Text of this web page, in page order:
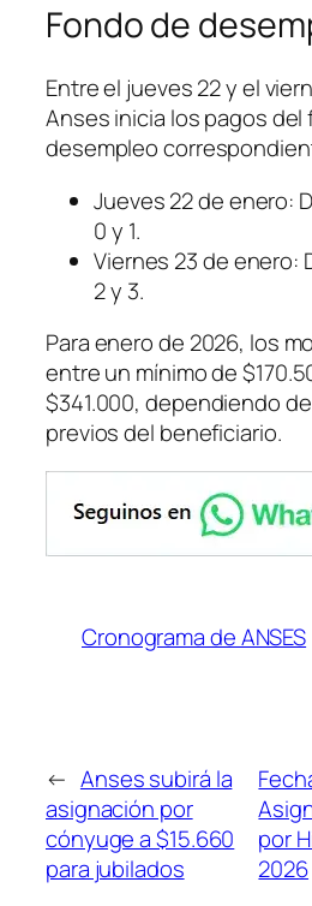
Fondo de
Entre el jueves 22 y el
Anses inicia los pagos del
desempleo
Jueves 22 de enero:
0 y 1.
Viernes 23 de enero:
2 y 3.
Para enero de 2026, los
entre un mínimo de
$341.000, dependiendo
previos del beneficiario.
Cronograma de ANSES
← Anses subirá la
asignación por
cónyuge a $15.660
para jubilados
por
2026